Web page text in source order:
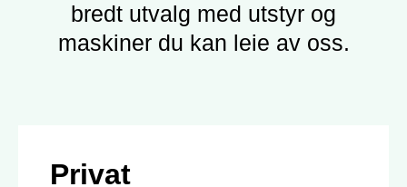
bredt utvalg med utstyr og
maskiner du kan leie av oss.
Privat